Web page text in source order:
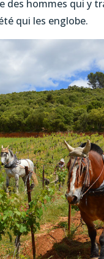
des hommes qui y
qui les englobe.